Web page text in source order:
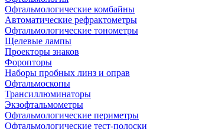
Офтальмологические комбайны
Автоматические рефрактометры
Офтальмологические тонометры
Щелевые лампы
Проекторы знаков
Форопторы
Наборы пробных линз и оправ
Офтальмоскопы
Трансиллюминаторы
Экзофтальмометры
Офтальмологические периметры
Офтальмологические тест-полоски